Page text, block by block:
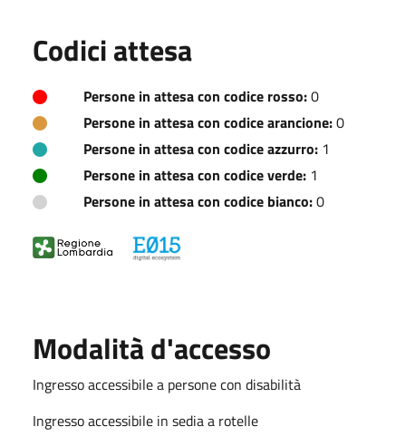
Codici attesa
Persone in attesa con codice rosso:0
Persone in attesa con codice arancione:0
Persone in attesa con codice azzurro: 1
Persone in attesa con codice verde: 1
Persone in attesa con codice bianco:0
Modalità d'accesso
Ingresso accessibile a persone con disabilità
Ingresso accessibile in sedia a rotelle